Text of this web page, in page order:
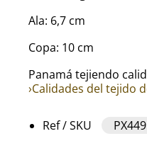
Ala: 6,7 cm
Copa: 10 cm
Panamá tejiendo
›Calidades del tejido
Ref / SKU